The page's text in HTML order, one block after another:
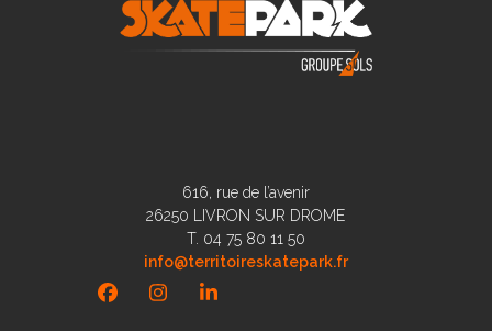
616, rue de l’avenir
26250 LIVRON SUR DROME
T. 04 75 80 11 50
info@territoireskatepark.fr
FacebookInstagramLinkedIn